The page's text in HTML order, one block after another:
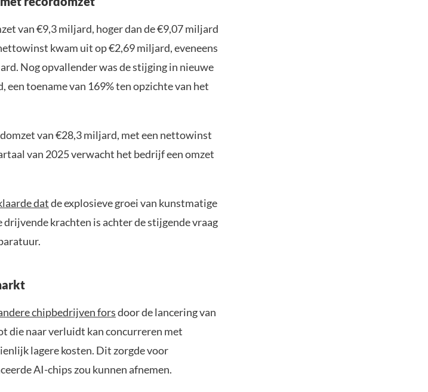
van €9,3 miljard, hoger dan de €9,07 miljard
kwam uit op €2,69 miljard, eveneens
Nog opvallender was de stijging in nieuwe
toename van 169% ten opzichte van het
van €28,3 miljard, met een nettowinst
van 2025 verwacht het bedrijf een omzet
datde explosieve groei van kunstmatige
krachten is achter de stijgende vraag
chipbedrijven forsdoor de lancering van
die naar verluidt kan concurreren met
lagere kosten. Dit zorgde voor
AI-chips zou kunnen afnemen.